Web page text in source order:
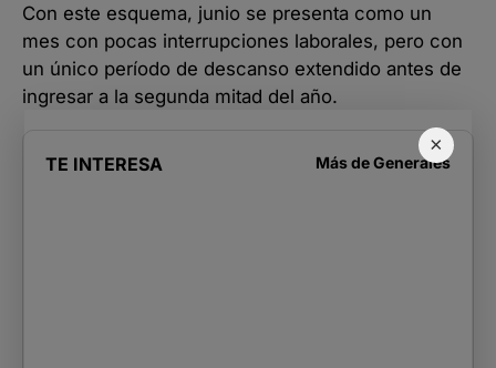
×
Con este esquema, junio se presenta como un
mes con pocas interrupciones laborales, pero con
un único período de descanso extendido antes de
ingresar a la segunda mitad del año.
TE INTERESA Más deGenerales